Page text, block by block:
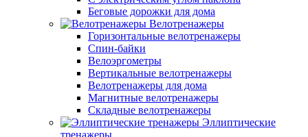
Беговые дорожки для дома
Велотренажеры
Горизонтальные велотренажеры
Спин-байки
Велоэргометры
Вертикальные велотренажеры
Велотренажеры для дома
Магнитные велотренажеры
Складные велотренажеры
Эллиптические
тренажеры